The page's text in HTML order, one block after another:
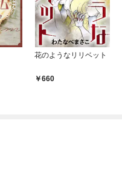
花のようなリリベット
660